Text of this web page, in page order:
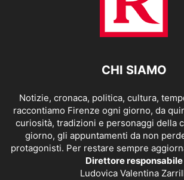
CHI SIAMO
Notizie, cronaca, politica, cultura,
raccontiamo Firenze ogni giorno, da
curiosità, tradizioni e personaggi della
giorno, gli appuntamenti da non
protagonisti. Per restare sempre
Direttore responsabile
Ludovica Valentina